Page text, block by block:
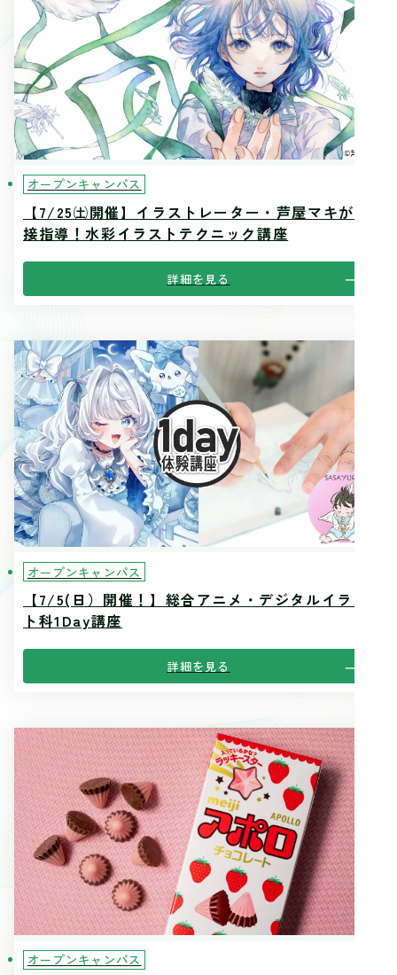
オープンキャンパス
【7/25㈯開催】イラストレーター・芦屋マキが直
接指導！水彩イラストテクニック講座
詳細を見る
オープンキャンパス
【7/5(日）開催！】総合アニメ・デジタルイラス
ト科1Day講座
詳細を見る
オープンキャンパス